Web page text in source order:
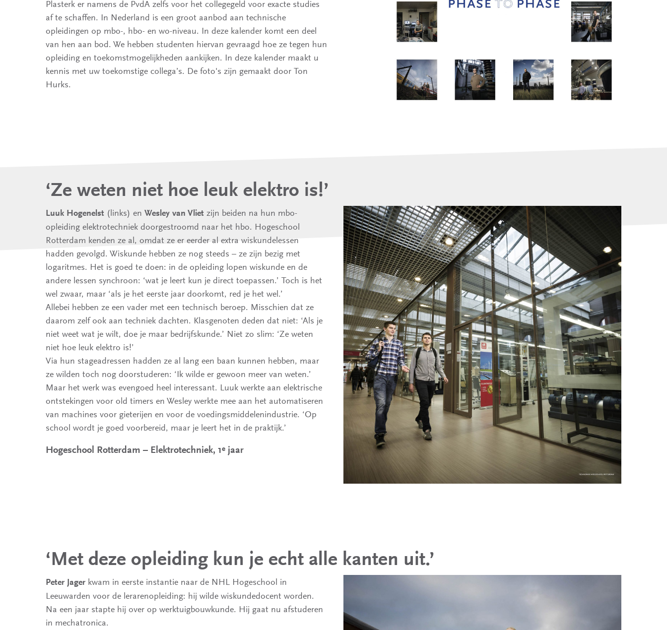
Plasterk er namens de PvdA zelfs voor het collegegeld voor exacte studies
af te schaffen. In Nederland is een groot aanbod aan technische
opleidingen op mbo-, hbo- en wo-niveau. In deze kalender komt een deel
van hen aan bod. We hebben studenten hiervan gevraagd hoe ze tegen hun
opleiding en toekomstmogelijkheden aankijken. In deze kalender maakt u
kennis met uw toekomstige collega’s. De foto's zijn gemaakt door Ton
Hurks.
‘Ze weten niet hoe leuk elektro is!’
Luuk Hogenelst (links) en Wesley van Vliet zijn beiden na hun mbo-
opleiding elektrotechniek doorgestroomd naar het hbo. Hogeschool
Rotterdam kenden ze al, omdat ze er eerder al extra wiskundelessen
hadden gevolgd. Wiskunde hebben ze nog steeds – ze zijn bezig met
logaritmes. Het is goed te doen: in de opleiding lopen wiskunde en de
andere lessen synchroon: ‘wat je leert kun je direct toepassen.’ Toch is het
wel zwaar, maar ‘als je het eerste jaar doorkomt, red je het wel.’
Allebei hebben ze een vader met een technisch beroep. Misschien dat ze
daarom zelf ook aan techniek dachten. Klasgenoten deden dat niet: ‘Als je
niet weet wat je wilt, doe je maar bedrijfskunde.’ Niet zo slim: ‘Ze weten
niet hoe leuk elektro is!’
Via hun stageadressen hadden ze al lang een baan kunnen hebben, maar
ze wilden toch nog doorstuderen: ‘Ik wilde er gewoon meer van weten.’
Maar het werk was evengoed heel interessant. Luuk werkte aan elektrische
ontstekingen voor old timers en Wesley werkte mee aan het automatiseren
van machines voor gieterijen en voor de voedingsmiddelenindustrie. ‘Op
school wordt je goed voorbereid, maar je leert het in de praktijk.’
Hogeschool Rotterdam – Elektrotechniek, 1e jaar
‘Met deze opleiding kun je echt alle kanten uit.’
Peter Jager kwam in eerste instantie naar de NHL Hogeschool in
Leeuwarden voor de lerarenopleiding: hij wilde wiskundedocent worden.
Na een jaar stapte hij over op werktuigbouwkunde. Hij gaat nu afstuderen
in mechatronica.